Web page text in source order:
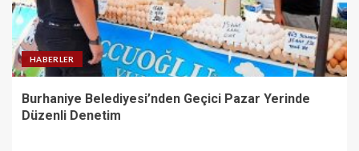
HABERLER
Burhaniye Belediyesi’nden Geçici Pazar Yerinde
Düzenli Denetim